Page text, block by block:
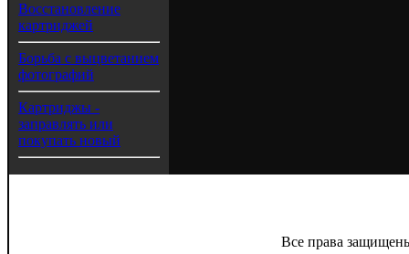
Восстановление
картриджей
Борьба с выцветанием
фотографий
Картриджы -
заправлять или
покупать новый
Все права